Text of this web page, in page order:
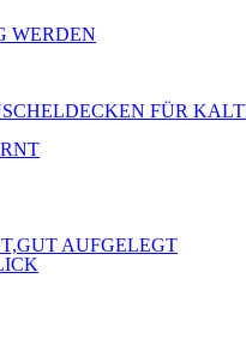
WERDEN
FÜR
AUFGELEGT